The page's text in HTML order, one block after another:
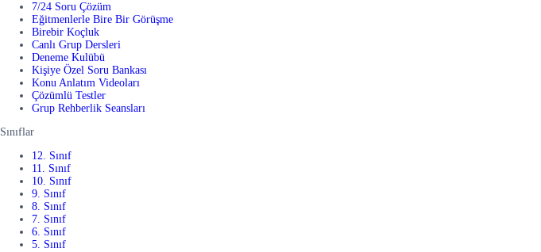
7/24 Soru Çözüm
Eğitmenlerle Bire Bir Görüşme
Birebir Koçluk
Canlı Grup Dersleri
Deneme Kulübü
Kişiye Özel Soru Bankası
Konu Anlatım Videoları
Çözümlü Testler
Grup Rehberlik Seansları
Sınıflar
12. Sınıf
11. Sınıf
10. Sınıf
9. Sınıf
8. Sınıf
7. Sınıf
6. Sınıf
5. Sınıf